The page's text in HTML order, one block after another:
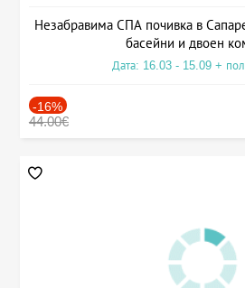
Незабравима СПА почивка в
басейни и двоен
Дата: 16.03 - 15.09 +
-16%
44.00€